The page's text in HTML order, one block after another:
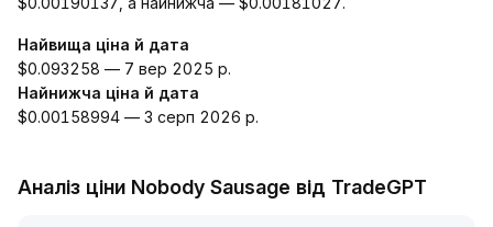
Найвища ціна й дата
$0.093258 — 7 вер 2025 р.
Найнижча ціна й дата
$0.00158994 — 3 серп 2026 р.
Аналіз ціни Nobody Sausage від TradeGPT